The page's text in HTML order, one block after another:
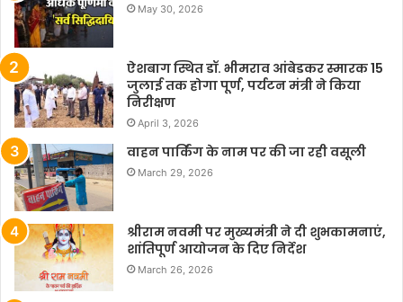
May 30, 2026
ऐशबाग स्थित डॉ. भीमराव आंबेडकर स्मारक 15
जुलाई तक होगा पूर्ण, पर्यटन मंत्री ने किया
निरीक्षण
April 3, 2026
वाहन पार्किंग के नाम पर की जा रही वसूली
March 29, 2026
श्रीराम नवमी पर मुख्यमंत्री ने दी शुभकामनाएं,
शांतिपूर्ण आयोजन के दिए निर्देश
March 26, 2026